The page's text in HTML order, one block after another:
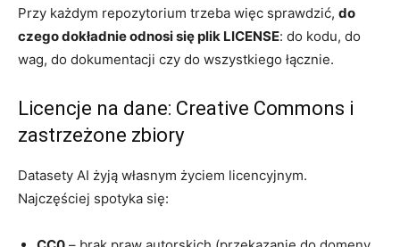
Przy każdym repozytorium trzeba więc sprawdzić, do
czego dokładnie odnosi się plik LICENSE: do kodu, do
wag, do dokumentacji czy do wszystkiego łącznie.
Licencje na dane: Creative Commons i
zastrzeżone zbiory
Datasety AI żyją własnym życiem licencyjnym.
Najczęściej spotyka się: